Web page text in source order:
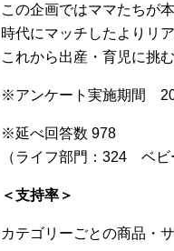
この企画ではママたちが
時代にマッチしたよりリ
これから出産・育児に挑
※アンケート実施期間
※延べ回答数 978
（ライフ部門：324 ベ
＜支持率＞
カテゴリーごとの商品・